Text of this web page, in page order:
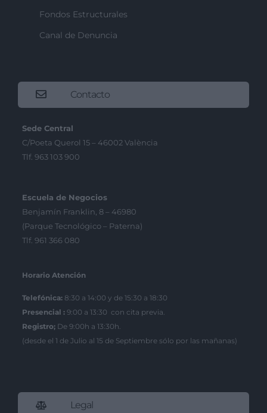
Fondos Estructurales
Canal de Denuncia
Contacto
Sede Central
C/Poeta Querol 15 – 46002 València
Tlf. 963 103 900
Escuela de Negocios
Benjamín Franklin, 8 – 46980
(Parque Tecnológico – Paterna)
Tlf. 961 366 080
Horario Atención
Telefónica: 8:30 a 14:00 y de 15:30 a 18:30
Presencial : 9:00 a 13:30 con cita previa.
Registro; De 9:00h a 13:30h.
(desde el 1 de Julio al 15 de Septiembre sólo por las mañanas)
Legal